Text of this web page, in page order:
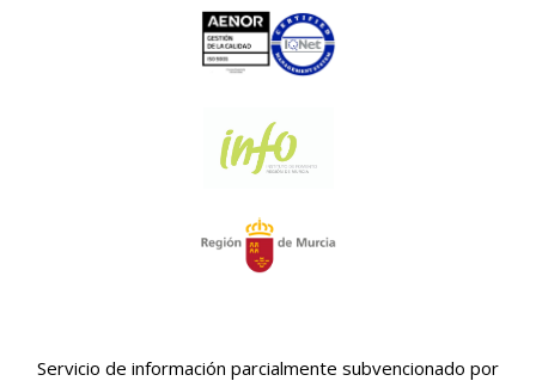
Servicio de información parcialmente subvencionado por